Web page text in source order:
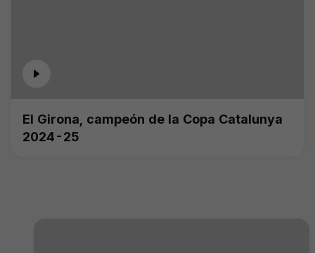
El Girona, campeón de la Copa Catalunya
2024-25